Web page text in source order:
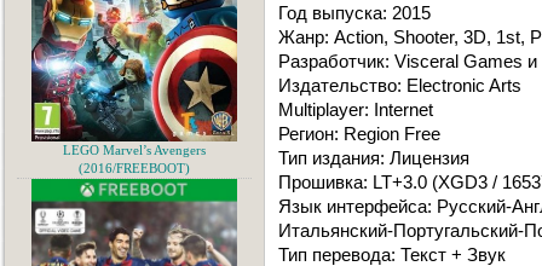
Год выпуска: 2015
Жанр: Action, Shooter, 3D, 1st,
Разработчик: Visceral Games
Издательство: Electronic Arts
Multiplayer: Internet
Регион: Region Free
Тип издания: Лицензия
Прошивка: LT+3.0 (XGD3 /
Язык интерфейса: Русский-
Итальянский-Португальский-
Тип перевода: Текст + Звук
LEGO Marvel’s Avengers
(2016/FREEBOOT)